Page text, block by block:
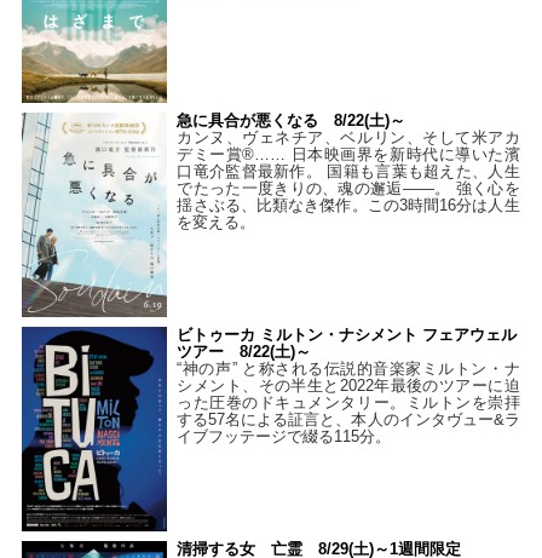
急に具合が悪くなる 8/22(土)～
カンヌ、ヴェネチア、ベルリン、そして米アカ
デミー賞®…… 日本映画界を新時代に導いた濱
口竜介監督最新作。 国籍も言葉も超えた、人生
でたった一度きりの、魂の邂逅――。 強く心を
揺さぶる、比類なき傑作。この3時間16分は人生
を変える。
ビトゥーカ ミルトン・ナシメント フェアウェル
ツアー 8/22(土)～
“神の声” と称される伝説的音楽家ミルトン・ナ
シメント、その半生と2022年最後のツアーに迫
った圧巻のドキュメンタリー。ミルトンを崇拝
する57名による証言と、本人のインタヴュー&ラ
イブフッテージで綴る115分。
清掃する女 亡霊 8/29(土)～1週間限定